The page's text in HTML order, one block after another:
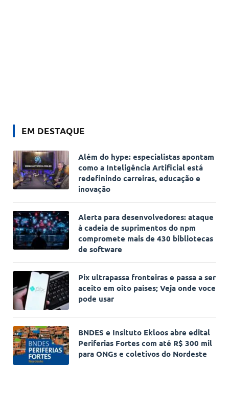
EM DESTAQUE
Além do hype: especialistas apontam
como a Inteligência Artificial está
redefinindo carreiras, educação e
inovação
Alerta para desenvolvedores: ataque
à cadeia de suprimentos do npm
compromete mais de 430 bibliotecas
de software
Pix ultrapassa fronteiras e passa a ser
aceito em oito países; Veja onde voce
pode usar
BNDES e Insituto Ekloos abre edital
Periferias Fortes com até R$ 300 mil
para ONGs e coletivos do Nordeste